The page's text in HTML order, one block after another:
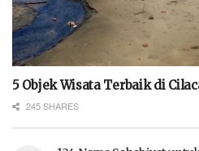
5 Objek Wisata Terbaik di
245 SHARES